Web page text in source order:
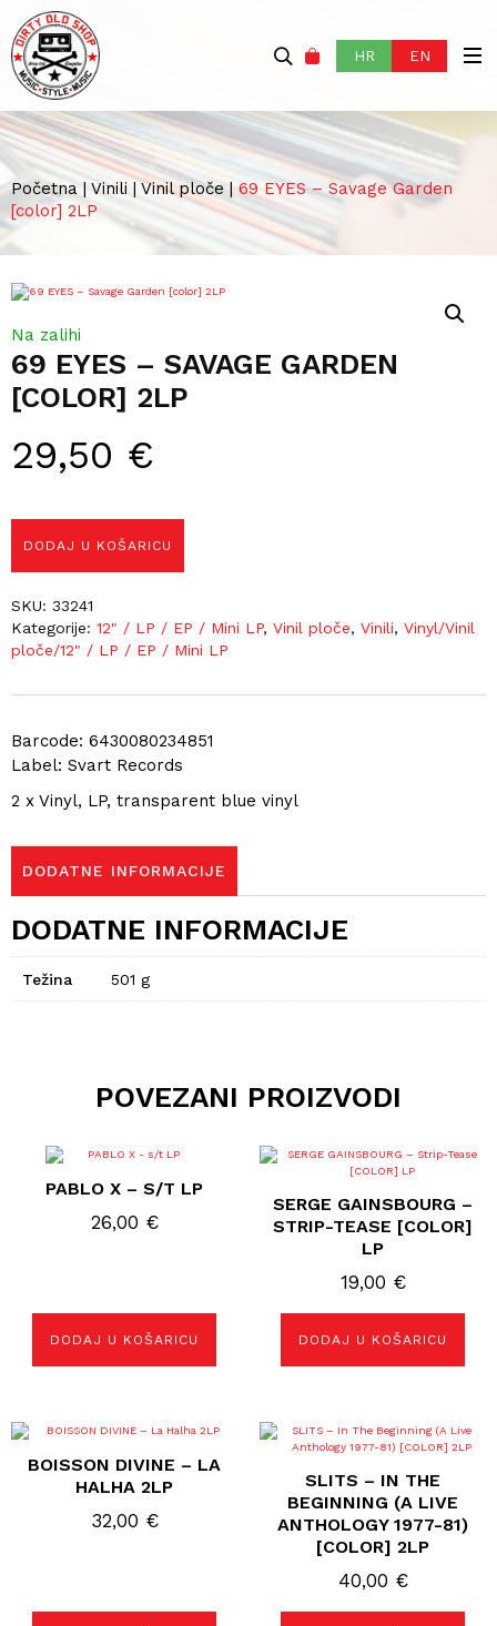
HR EN
Početna | Vinili | Vinil ploče|69 EYES – Savage Garden
[color] 2LP
69 EYES – SAVAGE GARDEN
[COLOR] 2LP
29,50 €
Barcode: 6430080234851
Label: Svart Records
2 x Vinyl, LP, transparent blue vinyl
Na zalihi
DODAJ U KOŠARICU
SKU: 33241
Kategorije: 12" / LP / EP / Mini LP, Vinil ploče, Vinili, Vinyl/Vinil
ploče/12" / LP / EP / Mini LP
DODATNE INFORMACIJE
DODATNE INFORMACIJE
Težina 501 g
POVEZANI PROIZVODI
PABLO X – S/T LP
26,00 €
DODAJ U KOŠARICU
SERGE GAINSBOURG –
STRIP-TEASE [COLOR]
LP
19,00 €
DODAJ U KOŠARICU
BOISSON DIVINE – LA
HALHA 2LP
32,00 €
SLITS – IN THE
BEGINNING (A LIVE
ANTHOLOGY 1977-81)
[COLOR] 2LP
40,00 €